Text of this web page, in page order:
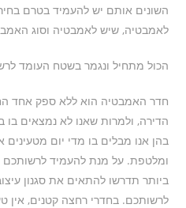
השונים אותם יש להעמיד בטרם
לאמבטיה, שיש לאמבטיה וסוג
הכול מתחיל ונגמר בשטח העומד
חדר האמבטיה הוא ללא ספק אחד
הדירה, ולמרות שאנו לא נמצאים
בהן אנו מבלים בו מדי יום מטעינים
ומלטפת. על מנת להעמיד
ביותר תדרשו להתאים את סגנון
לרשותכם. בחדרי רחצה קטנים, אין